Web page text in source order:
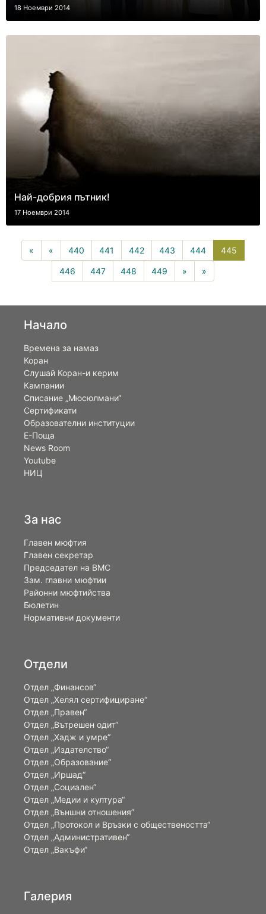
18 Ноември 2014
Най-добрия пътник!
17 Ноември 2014
« « 440 441 442 443 444 445
446 447 448 449 » »
Начало
Времена за намаз
Коран
Слушай Коран-и керим
Кампании
Списание „Мюсюлмани“
Сертификати
Образователни институции
Е-Поща
News Room
Youtube
НИЦ
За нас
Главен мюфтия
Главен секретар
Председател на ВМС
Зам. главни мюфтии
Районни мюфтийства
Бюлетин
Нормативни документи
Отдели
Отдел „Финансов“
Отдел „Хелял сертифициране“
Отдел „Правен“
Отдел „Вътрешен одит“
Отдел „Хадж и умре“
Отдел „Издателство“
Отдел „Образование“
Отдел „Иршад“
Отдел „Социален“
Отдел „Медии и култура“
Отдел „Външни отношения”
Oтдел „Протокол и Връзки с обществеността“
Отдел „Административен“
Отдел „Вакъфи“
Галерия